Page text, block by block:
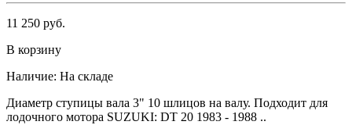
11 250 руб.
В корзину
Наличие: На складе
Диаметр ступицы вала 3" 10 шлицов на валу. Подходит для
лодочного мотора SUZUKI: DT 20 1983 - 1988 ..